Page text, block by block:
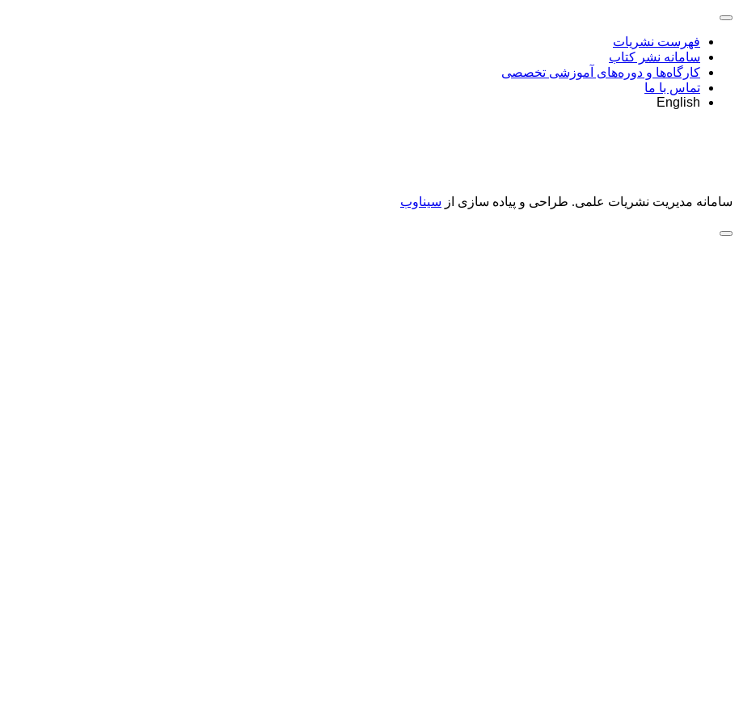
فهرست نشریات
سامانه نشر کتاب
کارگاه‌ها و دوره‌های آموزشی تخصصی
تماس با ما
English
سامانه مدیریت نشریات علمی. طراحی و پیاده سازی از سیناوب